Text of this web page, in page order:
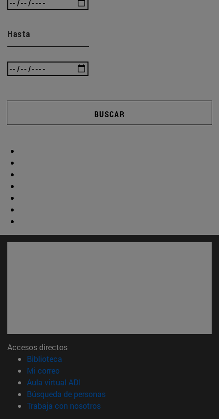
Hasta
BUSCAR
Accesos directos
Biblioteca
Mi correo(abre en nueva ventana)
Aula virtual ADI
Búsqueda de personas(abre en nueva ventana)
Trabaja con nosotros(abre en nueva ventana)